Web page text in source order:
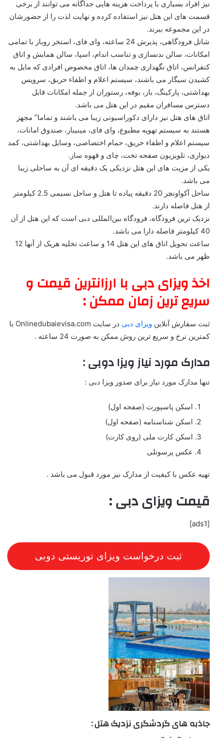
نیز افراد بسیاری با پرداخت هزینه هایی جداگانه می توانند از برخی
قسمت های این هتل نیز استفاده کرده و نهایت لذت را از حضورشان
در این مجموعه ببرند.
شاتل فرودگاهی، پذیرش 24 ساعته، وای فای، استخر روباز با تمامی
امکانات، سالن بدنسازی و تناسب اندام، اسپا، سالن همایش و اتاق
کنفرانس، اتاق نگهداری چمدان ها، اتاق مخصوص افرادی که مایل به
کشیدن سیگار می باشند، سیستم اعلام و اطفاء حریق، سرویس
بهداشتی، پارکینگ، بار، بوفه، رستوران از جمله امکانات قابل
دسترس مسافران مقیم در این هتل می باشد.
اتاق های هتل نیز دارای دکوراسیونی زیبا می باشند و تماما” مجهز
هستند به سیستم تهویه مطبوع، وای فای، مینیبار، صندوق امانات،
سیستم اعلام و اطفاء حریق، حمام اختصاصی، وسایل بهداشتی، کمد
دیواری، تلویزیون صفحه تخت، چای و قهوه ساز.
یکی از مزیت های این هتل نزدیکی یک دقیقه ای آن به ساحلی زیبا
می باشد.
ساحل آکواونچر 20 دقیقه پیاده تا هتل و ساحل نسیمی 2.5 کیلومتر
از هتل فاصله دارند.
نزدیک ‌ترین فرودگاه، فرودگاه بین‌المللی دبی است که این هتل از آن
40 کیلومتر فاصله دارا می باشد.
ساعت تحویل اتاق های این هتل 14 و ساعت تخلیه هریک از آنها 12
ظهر می باشد.
اخذ ویزای دبی با ارزانترین قیمت و
سریع ترین زمان ممکن :
ثبت سفارش آنلاین ویزای دبی
در سایت Onlinedubaievisa.com با
کمترین نرخ و سریع ترین روش ممکن به صورت 24 ساعته .
مدارک مورد نیاز ویزا دوبی :
تنها مدارک مورد نیاز برای صدور ویزا دبی :
اسکن پاسپورت (صفحه اول)
اسکن شناسنامه (صفحه اول)
اسکن کارت ملی (روی کارت)
عکس پرسونلی
تهیه عکس با کیفیت از مدارک نیز مورد قبول می باشد .
قیمت ویزای دبی :
[ads1]
ثبت درخواست ویزای توریستی دوبی
جاذبه های گردشگری نزدیک هتل :